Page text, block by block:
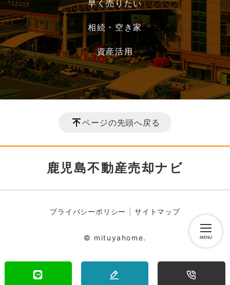
早く売りたい
相続・空き家
資産活用
ページの先頭へ戻る
鹿児島不動産売却ナビ
プライバシーポリシー サイトマップ
© mituyahome.